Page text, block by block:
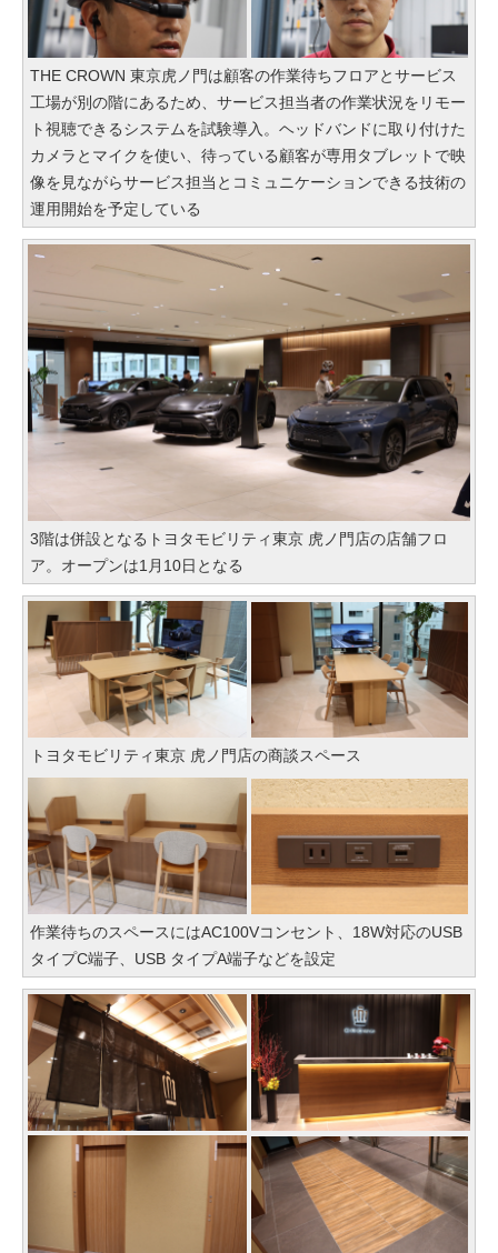
THE CROWN 東京虎ノ門は顧客の作業待ちフロアとサービス
工場が別の階にあるため、サービス担当者の作業状況をリモー
ト視聴できるシステムを試験導入。ヘッドバンドに取り付けた
カメラとマイクを使い、待っている顧客が専用タブレットで映
像を見ながらサービス担当とコミュニケーションできる技術の
運用開始を予定している
3階は併設となるトヨタモビリティ東京 虎ノ門店の店舗フロ
ア。オープンは1月10日となる
トヨタモビリティ東京 虎ノ門店の商談スペース
作業待ちのスペースにはAC100Vコンセント、18W対応のUSB
タイプC端子、USB タイプA端子などを設定